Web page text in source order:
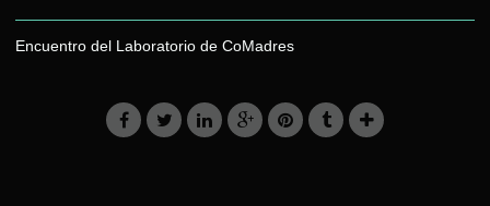
Encuentro del Laboratorio de CoMadres